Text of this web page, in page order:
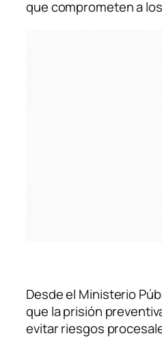
que comprometen a
Desde el Ministerio
que la prisión
evitar riesgos